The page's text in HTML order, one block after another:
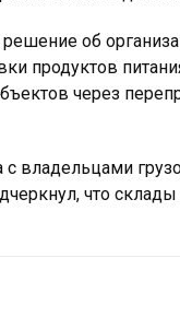
об
продуктов
через
с владельцами
что